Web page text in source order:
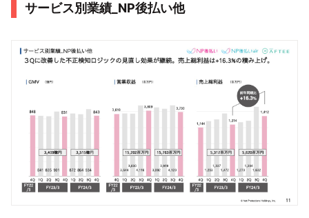
サービス別業績_NP後払い他